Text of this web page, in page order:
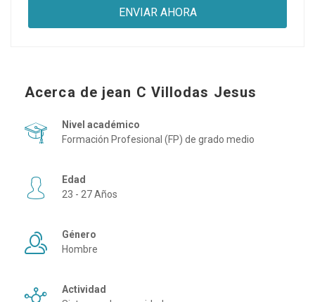
Acerca de jean C Villodas Jesus
Nivel académico
Formación Profesional (FP) de grado medio
Edad
23 - 27 Años
Género
Hombre
Actividad